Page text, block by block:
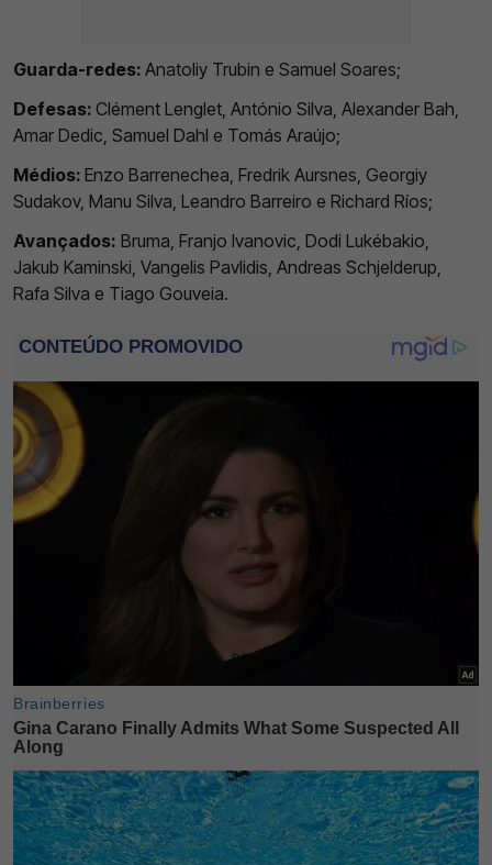
Guarda-redes: Anatoliy Trubin e Samuel Soares;
Defesas: Clément Lenglet, António Silva, Alexander Bah,
Amar Dedic, Samuel Dahl e Tomás Araújo;
Médios: Enzo Barrenechea, Fredrik Aursnes, Georgiy
Sudakov, Manu Silva, Leandro Barreiro e Richard Ríos;
Avançados: Bruma, Franjo Ivanovic, Dodi Lukébakio,
Jakub Kaminski, Vangelis Pavlidis, Andreas Schjelderup,
Rafa Silva e Tiago Gouveia.